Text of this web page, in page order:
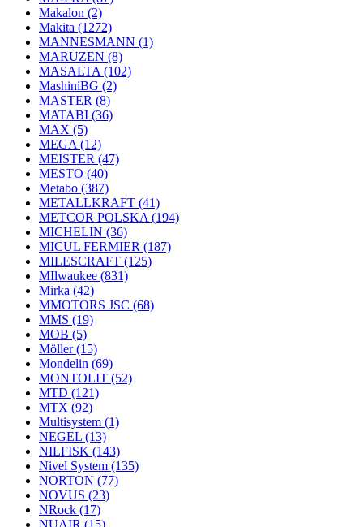
Makalon (2)
Makita (1272)
MANNESMANN (1)
MARUZEN (8)
MASALTA (102)
MashiniBG (2)
MASTER (8)
MATABI (36)
MAX (5)
MEGA (12)
MEISTER (47)
MESTO (40)
Metabo (387)
METALLKRAFT (41)
METCOR POLSKA (194)
MICHELIN (36)
MICUL FERMIER (187)
MILESCRAFT (125)
MIlwaukee (831)
Mirka (42)
MMOTORS JSC (68)
MMS (19)
MOB (5)
Möller(15)
Mondelin (69)
MONTOLIT (52)
MTD (121)
MTX (92)
Multisystem (1)
NEGEL (13)
NILFISK (143)
Nivel System (135)
NORTON (77)
NOVUS (23)
NRock (17)
NUAIR (15)